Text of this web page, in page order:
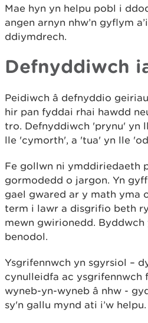
Mae hyn yn helpu pobl i
angen arnyn nhw’n gyflym
ddiymdrech.
Defnyddiwch
Peidiwch â defnyddio
hir pan fyddai rhai hawdd
tro. Defnyddiwch 'prynu' yn
lle 'cymorth', a 'tua' yn lle
Fe gollwn ni ymddiriedaeth
gormodedd o jargon. Yn
gael gwared ar y math yma
term i lawr a disgrifio beth
mewn gwirionedd. Byddwch
benodol.
Ysgrifennwch yn sgyrsiol –
cynulleidfa ac ysgrifennwch
wyneb-yn-wyneb â nhw -
sy'n gallu mynd ati i’w helpu.